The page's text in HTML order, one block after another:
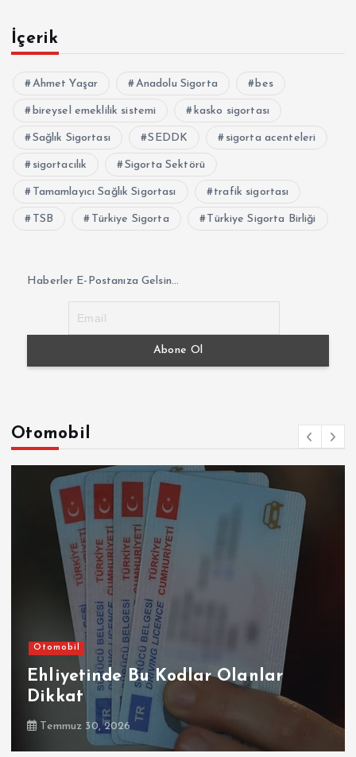
İçerik
Ahmet Yaşar Anadolu Sigorta bes
bireysel emeklilik sistemi kasko sigortası
Sağlık Sigortası SEDDK sigorta acenteleri
sigortacılık Sigorta Sektörü
Tamamlayıcı Sağlık Sigortası trafik sigortası
TSB Türkiye Sigorta Türkiye Sigorta Birliği
Haberler E-Postanıza Gelsin...
Otomobil
Otomobil
Ehliyetinde Bu Kodlar Olanlar
Dikkat
Temmuz 30, 2026